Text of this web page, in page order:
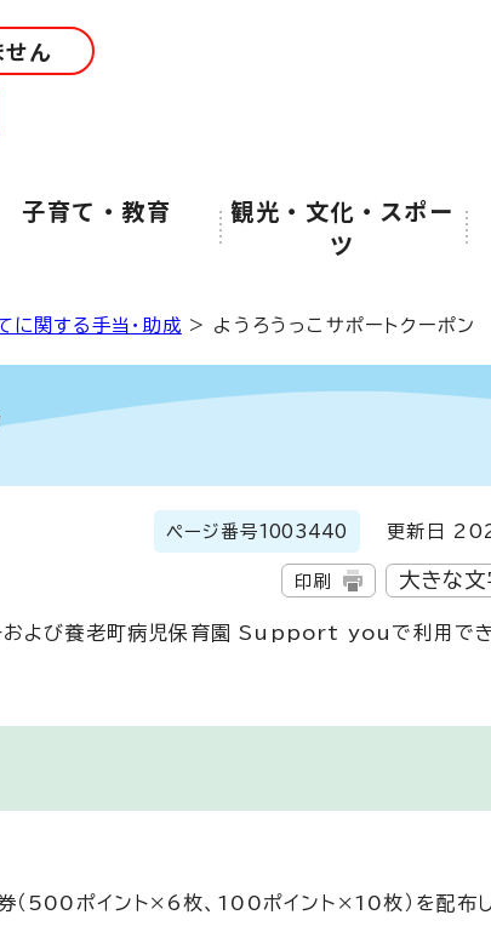
ん
子育て・教育
観光・文化・スポー
ツ
に関する手当・助成 > ようろうっこサポートクーポン
ページ番号1003440 更新日
印刷 大きな文
ーおよび養老町病児保育園 Support youで利用で
500ポイント×6枚、100ポイント×10枚）を配布し